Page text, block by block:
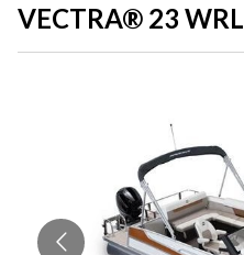
VECTRA® 23 WRL